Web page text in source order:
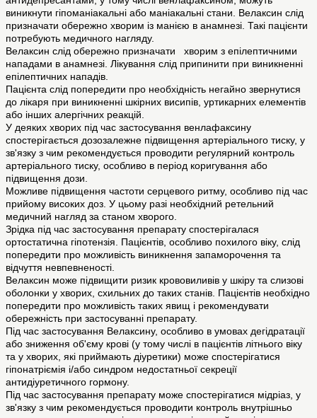
виникнути гіпоманіакальні або маніакальні стани. Велаксин слід
призначати обережно хворим із манією в анамнезі. Такі пацієнти
потребують медичного нагляду.
Велаксин слід обережно призначати хворим з епілептичними
нападами в анамнезі. Лікування слід припинити при виникненні
епілептичних нападів.
Пацієнта слід попередити про необхідність негайно звернутися
до лікаря при виникненні шкірних висипів, уртикарних елементів
або інших алергічних реакцій.
У деяких хворих під час застосування венлафаксину
спостерігається дозозалежне підвищення артеріального тиску, у
зв'язку з чим рекомендується проводити регулярний контроль
артеріального тиску, особливо в період коригування або
підвищення дози.
Можливе підвищення частоти серцевого ритму, особливо під час
прийому високих доз. У цьому разі необхідний ретельний
медичний нагляд за станом хворого.
Зрідка під час застосування препарату спостерігалася
ортостатична гіпотензія. Пацієнтів, особливо похилого віку, слід
попередити про можливість виникнення запаморочення та
відчуття невпевненості.
Велаксин може підвищити ризик крововиливів у шкіру та слизові
оболонки у хворих, схильних до таких станів. Пацієнтів необхідно
попередити про можливість таких явищ і рекомендувати
обережність при застосуванні препарату.
Під час застосування Велаксину, особливо в умовах дегідратації
або зниження об'єму крові (у тому числі в пацієнтів літнього віку
та у хворих, які приймають діуретики) може спостерігатися
гіпонатріємія і/або синдром недостатньої секреції
антидіуретичного гормону.
Під час застосування препарату може спостерігатися мідріаз, у
зв'язку з чим рекомендується проводити контроль внутрішньо